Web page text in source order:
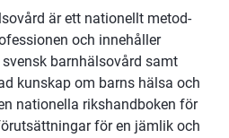
är ett nationellt metod-
och innehåller
barnhälsovård samt
kunskap om barns hälsa och
nationella rikshandboken för
för en jämlik och